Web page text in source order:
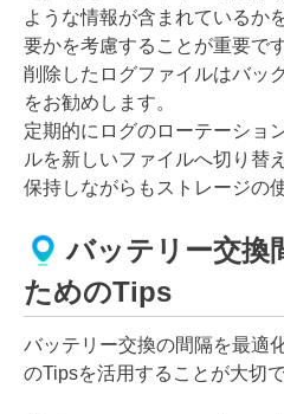
ような情報が含まれているか
要かを考慮することが重要です
削除したログファイルはバッ
をお勧めします。
定期的にログのローテーショ
ルを新しいファイルへ切り替
保持しながらもストレージの
バッテリー交換
ためのTips
バッテリー交換の間隔を最適
のTipsを活用することが大切で